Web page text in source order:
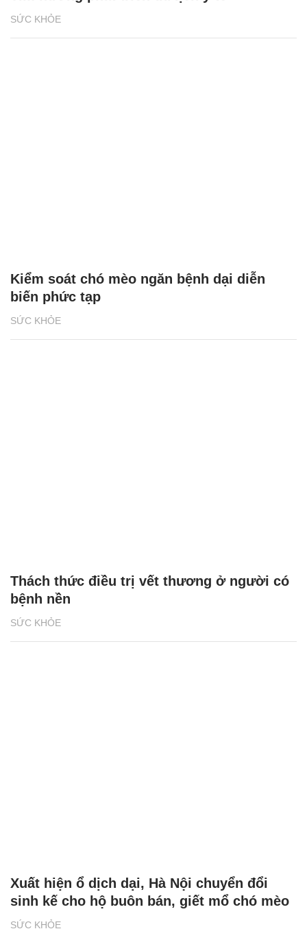
SỨC KHỎE
SỨC KHỎE
Kiểm soát chó mèo ngăn bệnh dại diễn
biến phức tạp
SỨC KHỎE
Thách thức điều trị vết thương ở người có
bệnh nền
SỨC KHỎE
Xuất hiện ổ dịch dại, Hà Nội chuyển đổi
sinh kế cho hộ buôn bán, giết mổ chó mèo